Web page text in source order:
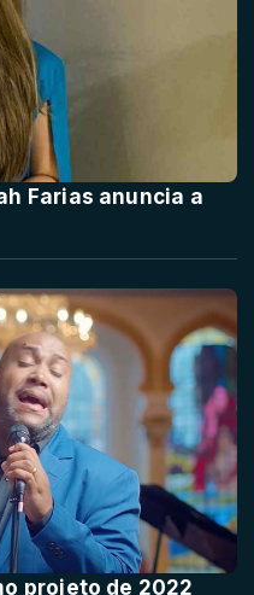
Farias anuncia a
projeto de 2022